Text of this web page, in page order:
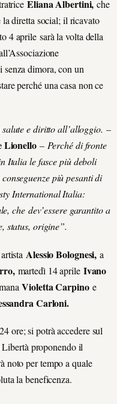
Eliana Albertini, che
la diretta social; il ricavato
4 aprile sarà la volta della
dimora, con un
perché una casa non ce
e diritto all’alloggio. –
Lionello – Perché di fronte
Italia le fasce più deboli
più pesanti di
International Italia:
che dev’essere garantito a
status, origine”.
Alessio Bolognesi, a
martedì 14 aprile Ivano
Violetta Carpinoe
Carloni.
ore; si potrà accedere sul
proponendo il
noto per tempo a quale
la beneficenza.